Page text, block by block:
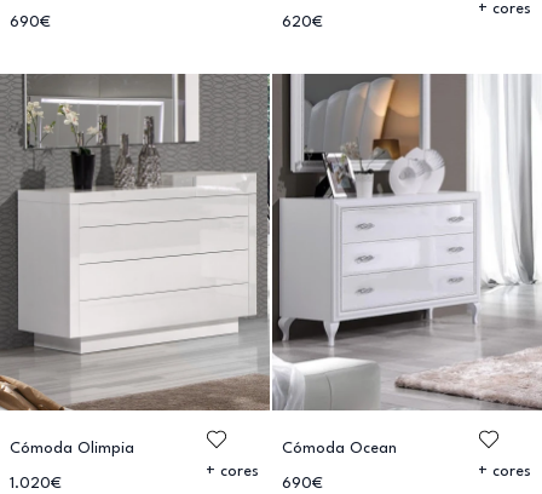
690€ 620€
+ cores
Cómoda Olimpia
1.020€
+ cores
Cómoda Ocean
690€
+ cores